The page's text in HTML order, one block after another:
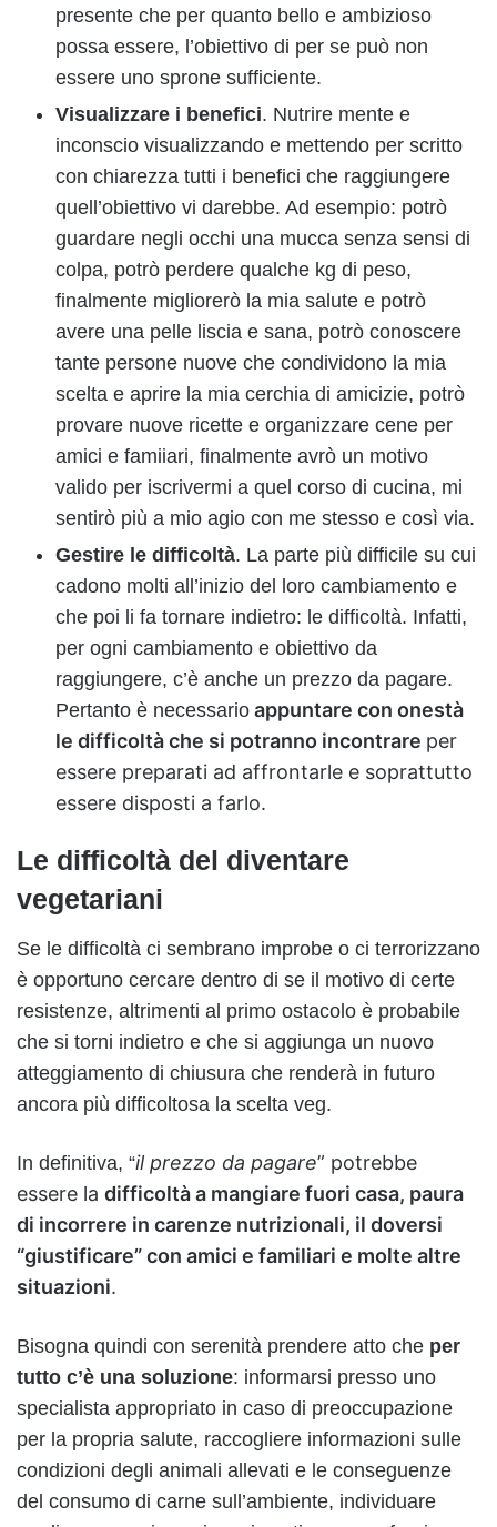
presente che per quanto bello e ambizioso
possa essere, l’obiettivo di per se può non
essere uno sprone sufficiente.
Visualizzare i benefici. Nutrire mente e
inconscio visualizzando e mettendo per scritto
con chiarezza tutti i benefici che raggiungere
quell’obiettivo vi darebbe. Ad esempio: potrò
guardare negli occhi una mucca senza sensi di
colpa, potrò perdere qualche kg di peso,
finalmente migliorerò la mia salute e potrò
avere una pelle liscia e sana, potrò conoscere
tante persone nuove che condividono la mia
scelta e aprire la mia cerchia di amicizie, potrò
provare nuove ricette e organizzare cene per
amici e famiiari, finalmente avrò un motivo
valido per iscrivermi a quel corso di cucina, mi
sentirò più a mio agio con me stesso e così via.
Gestire le difficoltà. La parte più difficile su cui
cadono molti all’inizio del loro cambiamento e
che poi li fa tornare indietro: le difficoltà. Infatti,
per ogni cambiamento e obiettivo da
raggiungere, c’è anche un prezzo da pagare.
Pertanto è necessario appuntare con onestà
le difficoltà che si potranno incontrare per
essere preparati ad affrontarle e soprattutto
essere disposti a farlo.
Le difficoltà del diventare
vegetariani
Se le difficoltà ci sembrano improbe o ci terrorizzano
è opportuno cercare dentro di se il motivo di certe
resistenze, altrimenti al primo ostacolo è probabile
che si torni indietro e che si aggiunga un nuovo
atteggiamento di chiusura che renderà in futuro
ancora più difficoltosa la scelta veg.
In definitiva, “il prezzo da pagare” potrebbe
essere la difficoltà a mangiare fuori casa, paura
di incorrere in carenze nutrizionali, il doversi
“giustificare” con amici e familiari e molte altre
situazioni.
Bisogna quindi con serenità prendere atto che per
tutto c’è una soluzione: informarsi presso uno
specialista appropriato in caso di preoccupazione
per la propria salute, raccogliere informazioni sulle
condizioni degli animali allevati e le conseguenze
del consumo di carne sull’ambiente, individuare